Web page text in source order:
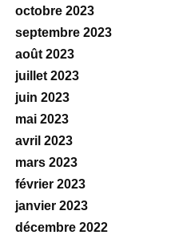
octobre 2023
septembre 2023
août 2023
juillet 2023
juin 2023
mai 2023
avril 2023
mars 2023
février 2023
janvier 2023
décembre 2022